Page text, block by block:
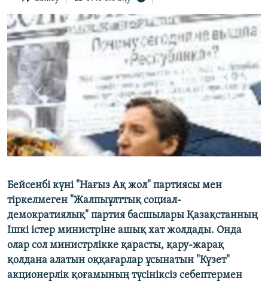
Русский
ЖАЗЫЛЫҢЫЗ
Басқа тілдерде
Бейсенбі күні "Нағыз Ақ жол" партиясы мен
тіркелмеген "Жалпыұлттық социал-
демократиялық" партия басшылары Қазақстанның
Ішкі істер министріне ашық хат жолдады. Онда
олар сол министрлікке қарасты, қару-жарақ
қолдана алатын оққағарлар ұсынатын "Күзет"
акционерлік қоғамының түсініксіз себептермен